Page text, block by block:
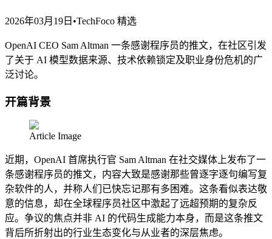
2026年03月19日 •TechFoco 精选
OpenAI CEO Sam Altman 一条感谢程序员的推文，在社区引发
了关于 AI 模型数据来源、技术依赖锁定及职业身份危机的广
泛讨论。
开篇背景
Article Image
近期，OpenAI 首席执行官 Sam Altman 在社交媒体上发布了一
条感谢程序员的推文，内容大致是感谢那些曾逐字逐句编写复
杂软件的人，并称人们已快忘记那有多困难。这条看似表达敬
意的信息，却在全球程序员社区中激起了远超预期的复杂反
应。争议的焦点并非 AI 的代码生成能力本身，而是这条推文
背后所折射出的行业生态变化与从业者的深层焦虑。